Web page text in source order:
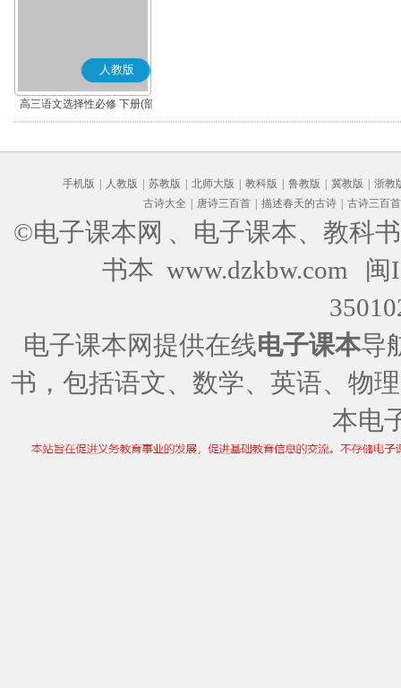
人教版
高三语文选择性必修 下册(部
编版)
手机版 人教版 苏教版 北师大版 教科版 鲁教版 冀教版
浙教
古诗大全
唐诗三百首 描述春天的古诗 古诗三百首
©电子课本网 、电子课本、教科
书本 www.dzkbw.com
闽
电子课本网提供在线电子课本导
书，包括语文、数学、英语、物
本电